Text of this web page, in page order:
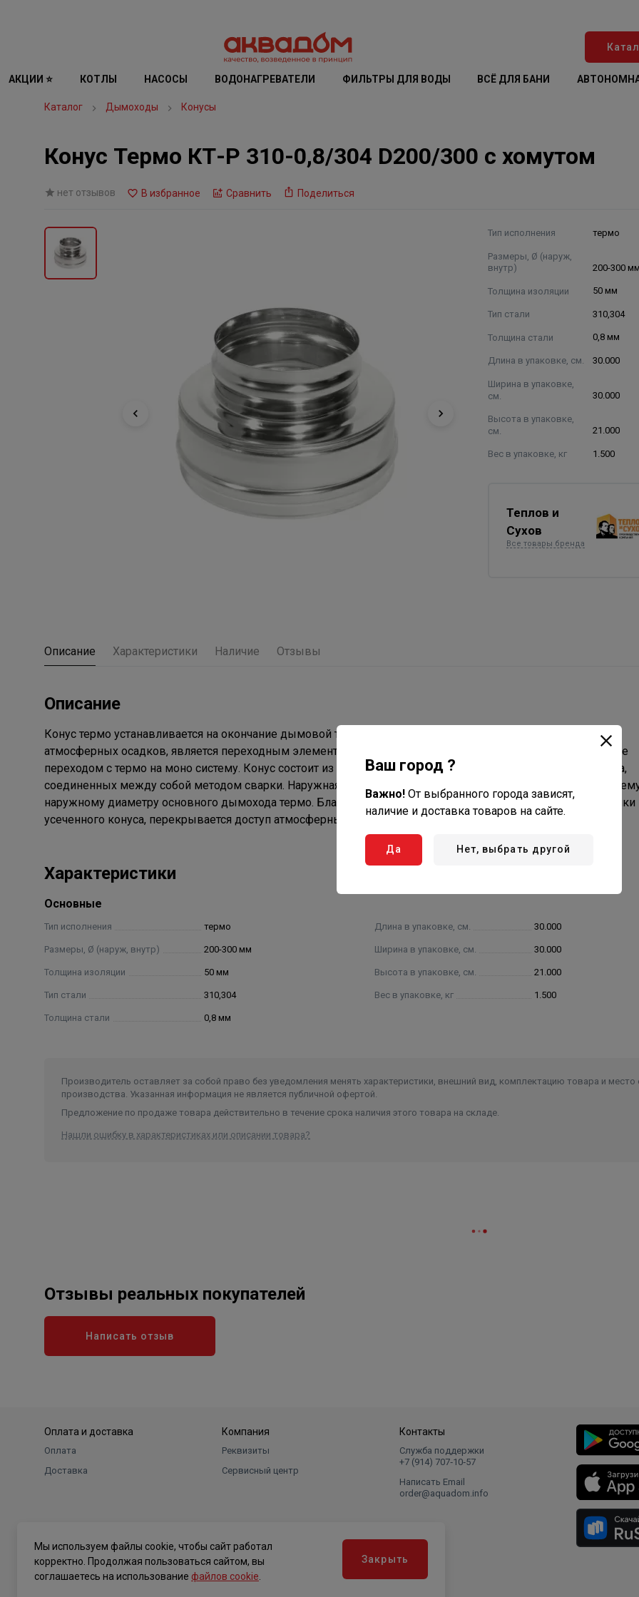
АКЦИИ ⭐ КОТЛЫ НАСОСЫ ВОДОНАГРЕВАТЕЛИ ФИЛЬТРЫ ДЛЯ ВОДЫ ВСЁ ДЛЯ БАНИ
Каталог Дымоходы Конусы
Конус Термо КТ-Р 310-0,8/304 D200/300 с хомутом
нет отзывов В избранное Сравнить Поделиться
Тип исполнения термо
Размеры, Ø (наруж,
внутр)
200-300
Толщина изоляции 50 мм
Тип стали 310,304
Толщина стали 0,8 мм
Длина в упаковке, см. 30.000
Ширина в упаковке,
см.
30.000
Высота в упаковке,
см.
21.000
Вес в упаковке, кг 1.500
Теплов и
Сухов
Все товары бренда
Описание Характеристики Наличие Отзывы
Описание
Конус термо устанавливается на окончание дымовой трубы термо. Защищает слой изоляции от попадания
атмосферных осадков, является переходным элементом для изделий зонт моно и дефлектор моно, а также
переходом с термо на моно систему. Конус состоит из внутренней трубы, наружного участка трубы и конуса,
соединенных между собой методом сварки. Наружная и внутренняя труба конуса соответствуют
наружному диаметру основного дымохода термо. Благодаря смыканию внутренней трубы и верхней кромки
усеченного конуса, перекрывается доступ атмосферных осадков к утеплителю.
Характеристики
Основные
Тип исполнения термо
Размеры, Ø (наруж, внутр) 200-300 мм
Толщина изоляции 50 мм
Тип стали 310,304
Толщина стали 0,8 мм
Длина в упаковке, см. 30.000
Ширина в упаковке, см. 30.000
Высота в упаковке, см. 21.000
Вес в упаковке, кг 1.500
Производитель оставляет за собой право без уведомления менять характеристики, внешний вид, комплектацию товара и место
производства. Указанная информация не является публичной офертой.
Предложение по продаже товара действительно в течение срока наличия этого товара на складе.
Нашли ошибку в характеристиках или описании товара?
Отзывы реальных покупателей
Написать отзыв
Оплата и доставка
Оплата
Доставка
Компания
Реквизиты
Сервисный центр
Контакты
Служба поддержки
+7 (914) 707‑10‑57
Написать Email
order@aquadom.info
Ваш город ?
Важно! От выбранного города зависят,
наличие и доставка товаров на сайте.
Да Нет, выбрать другой
Мы используем файлы cookie, чтобы сайт работал
корректно. Продолжая пользоваться сайтом, вы
соглашаетесь на использование файлов cookie
Закрыть